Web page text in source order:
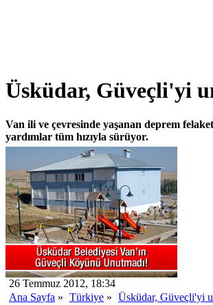
Üsküdar, Güveçli'yi
Van ili ve çevresinde yaşanan deprem
yardımlar tüm hızıyla sürüyor.
26 Temmuz 2012, 18:34
Ana Sayfa » Türkiye » Üsküdar, Güveçli'yi